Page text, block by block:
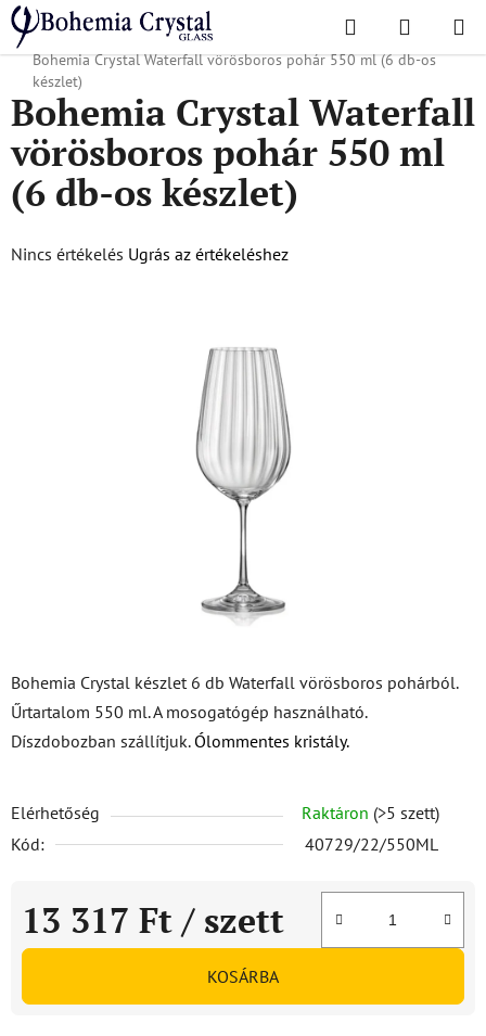
Ugrás
fő
tartalomhoz
Keresés KOSÁR
Kezdőlap
/ Népszerű kollekciók / Karácsonyi ajánlat Ajándékok neki
Bohemia Crystal Waterfall vörösboros pohár 550 ml (6 db-os
készlet)
Bohemia Crystal készlet 6 db Waterfall vörösboros pohárból.
Űrtartalom 550 ml. A mosogatógép használható.
Díszdobozban szállítjuk.Ólommentes kristály.
Elérhetőség Raktáron (>5 szett)
Kód:
40729/22/550ML
13 317 Ft / szett
Egységár:
KOSÁRBA
Bohemia Crystal Waterfall
vörösboros pohár 550 ml
(6 db-os készlet)
A
Nincs értékelés Ugrás az értékeléshez